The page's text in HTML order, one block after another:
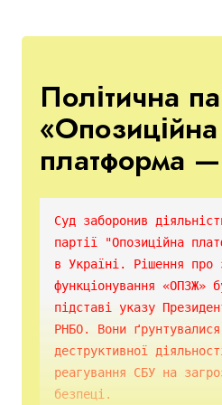
Політична
«Опозиційна
платформа
Суд заборонив
партії "Опозиційна
в Україні. Рішення про
функціонування «ОПЗЖ»
підставі указу
РНБО. Вони
деструктивної
реагування СБУ на
безпеці.